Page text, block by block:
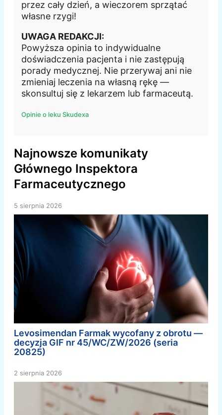
przez cały dzień, a wieczorem sprzątać
własne rzygi!
UWAGA REDAKCJI:
Powyższa opinia to indywidualne
doświadczenia pacjenta i nie zastępują
porady medycznej. Nie przerywaj ani nie
zmieniaj leczenia na własną rękę —
skonsultuj się z lekarzem lub farmaceutą.
Opinie o leku Skudexa
Najnowsze komunikaty
Głównego Inspektora
Farmaceutycznego
5 sierpnia 2026
Levosimendan Farmak wycofany z obrotu —
decyzja GIF nr 45/WC/ZW/2026 (seria
20825)
2 sierpnia 2026